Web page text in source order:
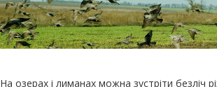
На озерах і лиманах можна зустріти безліч